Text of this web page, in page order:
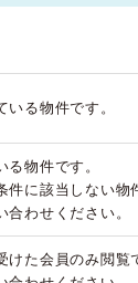
る物件です。
物件です。
件に該当しない物
わせください。
た会員のみ閲覧